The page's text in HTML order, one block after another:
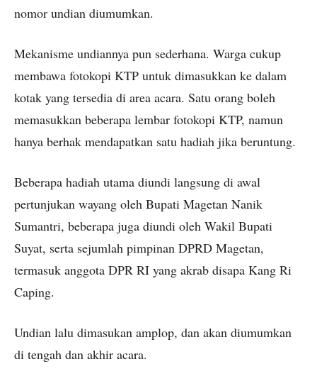
nomor undian diumumkan.
Mekanisme undiannya pun sederhana. Warga cukup
membawa fotokopi KTP untuk dimasukkan ke dalam
kotak yang tersedia di area acara. Satu orang boleh
memasukkan beberapa lembar fotokopi KTP, namun
hanya berhak mendapatkan satu hadiah jika beruntung.
Beberapa hadiah utama diundi langsung di awal
pertunjukan wayang oleh Bupati Magetan Nanik
Sumantri, beberapa juga diundi oleh Wakil Bupati
Suyat, serta sejumlah pimpinan DPRD Magetan,
termasuk anggota DPR RI yang akrab disapa Kang Ri
Caping.
Undian lalu dimasukan amplop, dan akan diumumkan
di tengah dan akhir acara.